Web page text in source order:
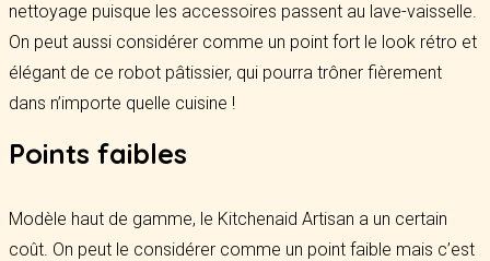
nettoyage puisque les accessoires passent au lave-vaisselle.
On peut aussi considérer comme un point fort le look rétro et
élégant de ce robot pâtissier, qui pourra trôner fièrement
dans n’importe quelle cuisine !
Points faibles
Modèle haut de gamme, le Kitchenaid Artisan a un certain
coût. On peut le considérer comme un point faible mais c’est